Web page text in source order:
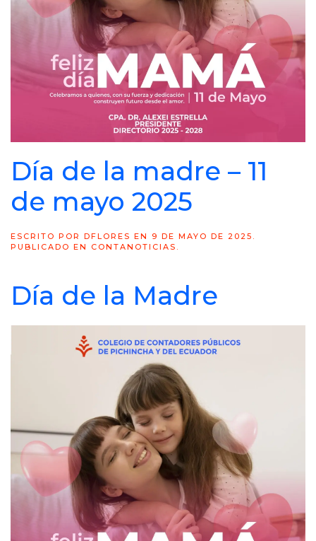
Día de la madre – 11
de mayo 2025
ESCRITO POR DFLORES EN 9 DE MAYO DE 2025 .
PUBLICADO EN CONTANOTICIAS .
Día de la Madre